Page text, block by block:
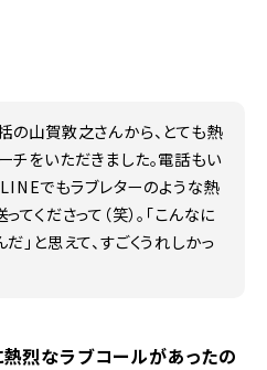
の山賀敦之さんから、とても熱
チをいただきました。電話もい
LINEでもラブレターのような熱
てくださって（笑）。「こんなに
」と思えて、すごくうれしかっ
烈なラブコールがあったの